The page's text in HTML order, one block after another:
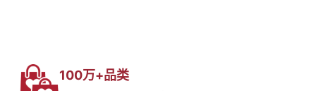
100万+品类